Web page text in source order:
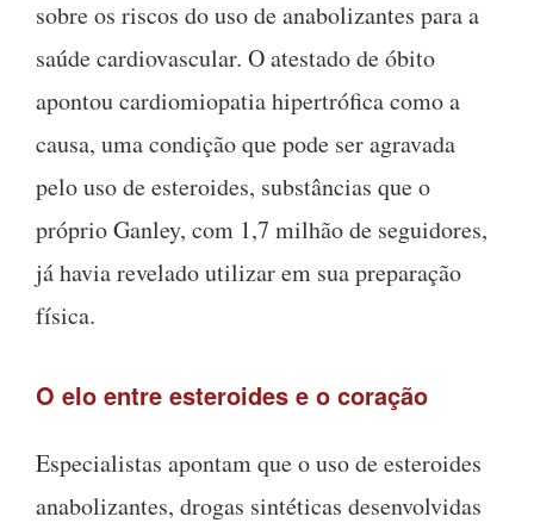
sobre os riscos do uso de anabolizantes para a
saúde cardiovascular. O atestado de óbito
apontou cardiomiopatia hipertrófica como a
causa, uma condição que pode ser agravada
pelo uso de esteroides, substâncias que o
próprio Ganley, com 1,7 milhão de seguidores,
já havia revelado utilizar em sua preparação
física.
O elo entre esteroides e o coração
Especialistas apontam que o uso de esteroides
anabolizantes, drogas sintéticas desenvolvidas